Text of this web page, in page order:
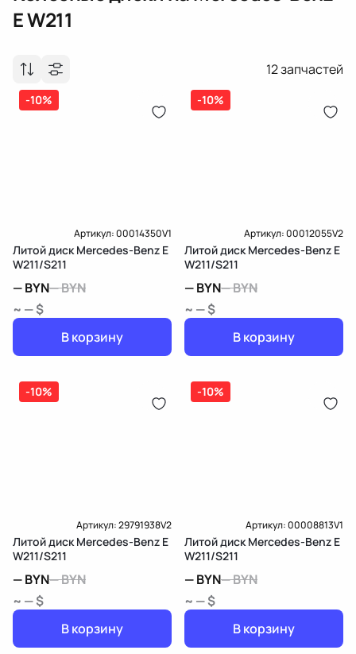
E W211
12запчастей
-10%
Артикул:00014350V1
Литой диск Mercedes-Benz E
W211/S211
—BYN—BYN
~ — $
В корзину
-10%
Артикул:00012055V2
Литой диск Mercedes-Benz E
W211/S211
—BYN—BYN
~ — $
В корзину
-10%
Артикул:29791938V2
Литой диск Mercedes-Benz E
W211/S211
—BYN—BYN
~ — $
В корзину
-10%
Артикул:00008813V1
Литой диск Mercedes-Benz E
W211/S211
—BYN—BYN
~ — $
В корзину